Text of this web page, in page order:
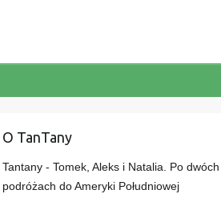
O TanTany
Tantany - Tomek, Aleks i Natalia. Po dwóch
podróżach do Ameryki Południowej